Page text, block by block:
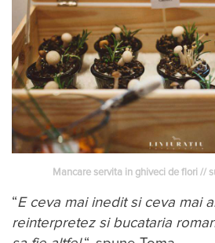
Mancare servita in ghiveci de flori //
“E ceva mai inedit si ceva mai
reinterpretez si bucataria